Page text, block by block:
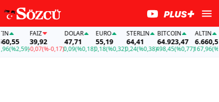
(%2,59)
FAİZ
39,92
-0,07(%-0,17)
DOLAR
47,71
0,09(%0,18)
EURO
55,19
0,18(%0,32)
STERLIN
64,41
0,24(%0,38)
BITCOIN
64.923,47
498,45(%0,77)
ALTIN
6.660,55
167,96